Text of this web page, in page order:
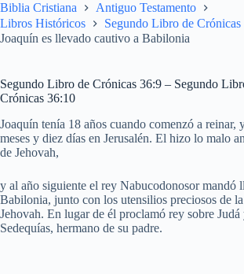
Biblia Cristiana
Antiguo Testamento
Libros Históricos
Segundo Libro de Crónicas
Joaquín es llevado cautivo a Babilonia
Segundo Libro de Crónicas 36:9 – Segundo
Crónicas 36:10
Joaquín tenía 18 años cuando comenzó a reinar,
meses y diez días en Jerusalén. El hizo lo malo
de Jehovah,
y al año siguiente el rey Nabucodonosor mandó
Babilonia, junto con los utensilios preciosos de la
Jehovah. En lugar de él proclamó rey sobre Judá
Sedequías, hermano de su padre.